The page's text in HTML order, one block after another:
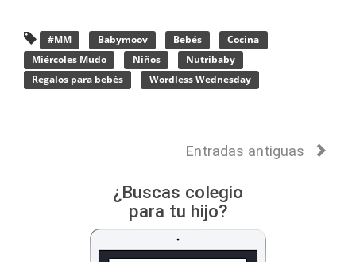
#MM Babymoov Bebés
Cocina
Miércoles Mudo
Niños
Nutribaby
Regalos para bebés
Wordless Wednesday
Entradas antiguas
¿Buscas colegio
para tu hijo?